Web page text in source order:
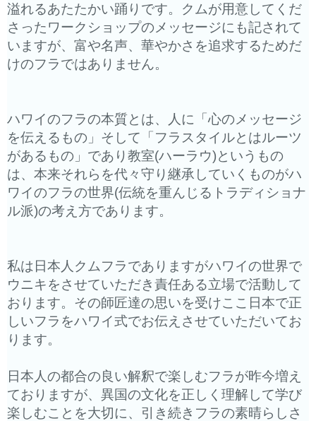
溢れるあたたかい踊りです。 クムが用意してくだ
さったワークショップのメッセージにも記されて
いますが、富や名声、 華やかさを追求するためだ
けのフラではありません。
ハワイのフラの本質とは、人に「心のメッセージ
を伝えるもの」 そして「フラスタイルとはルーツ
があるもの」であり教室(ハーラウ)というもの
は、 本来それらを代々守り継承していくものがハ
ワイのフラの世界(伝統を重んじるトラディショナ
ル派)の考え方であります。
私は日本人クムフラでありますがハワイの世界で
ウニキをさせていただき責任ある立場で活動して
おります。 その師匠達の思いを受けここ日本で正
しいフラをハワイ式でお伝え させていただいてお
ります。
日本人の都合の良い解釈で楽しむフラが昨今増え
ておりますが、 異国の文化を正しく理解して学び
楽しむことを大切に、 引き続きフラの素晴らしさ